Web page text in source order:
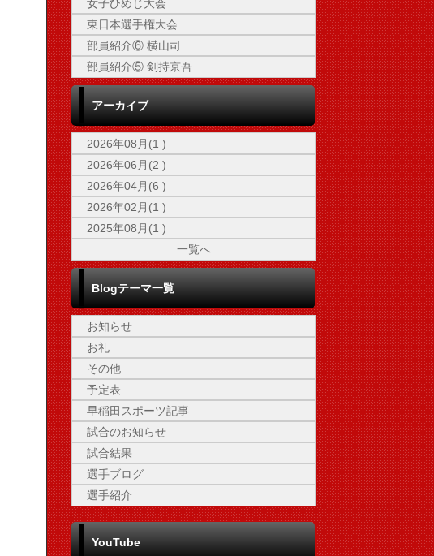
女子ひめじ大会
東日本選手権大会
部員紹介⑥ 横山司
部員紹介⑤ 剣持京吾
アーカイブ
2026年08月(1 )
2026年06月(2 )
2026年04月(6 )
2026年02月(1 )
2025年08月(1 )
一覧へ
Blogテーマ一覧
お知らせ
お礼
その他
予定表
早稲田スポーツ記事
試合のお知らせ
試合結果
選手ブログ
選手紹介
YouTube